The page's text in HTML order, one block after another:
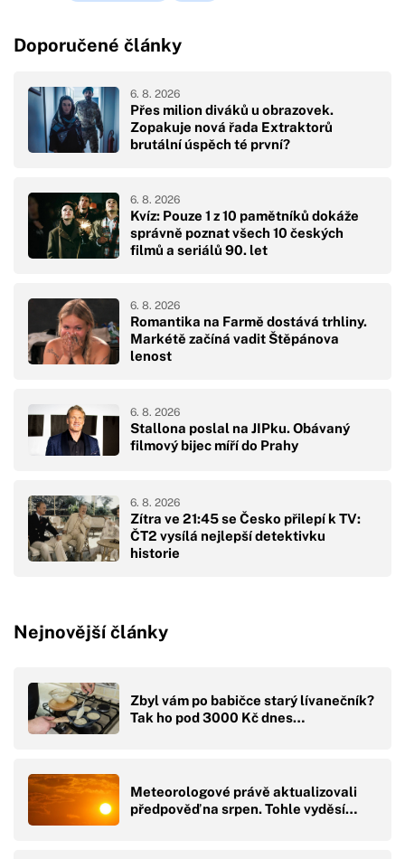
Doporučené články
Přes milion diváků u obrazovek.
Zopakuje nová řada Extraktorů
brutální úspěch té první?
6. 8. 2026
Kvíz: Pouze 1 z 10 pamětníků dokáže
správně poznat všech 10 českých
filmů a seriálů 90. let
6. 8. 2026
Romantika na Farmě dostává trhliny.
Markétě začíná vadit Štěpánova
lenost
6. 8. 2026
Stallona poslal na JIPku. Obávaný
filmový bijec míří do Prahy
6. 8. 2026
Zítra ve 21:45 se Česko přilepí k TV:
ČT2 vysílá nejlepší detektivku
historie
6. 8. 2026
Nejnovější články
Zbyl vám po babičce starý lívanečník?
Tak ho pod 3000 Kč dnes…
Meteorologové právě aktualizovali
předpověď na srpen. Tohle vyděsí…